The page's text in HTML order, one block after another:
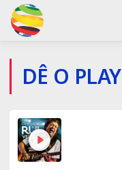
DÊ O PLAY